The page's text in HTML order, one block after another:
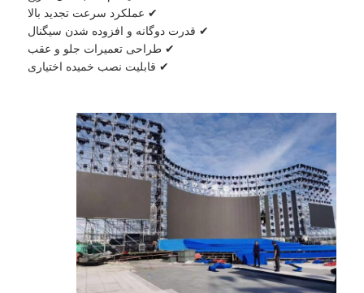
بیلبورد LED در فضای باز
✔ عملکرد سرعت تجدید بالا
✔ قدرت دوگانه و افزوده شدن سیگنال
✔ طراحی تعمیرات جلو و عقب
✔ قابلیت نصب خمیده اختیاری